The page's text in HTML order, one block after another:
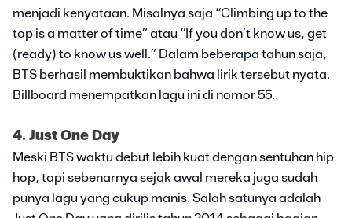
menjadi kenyataan. Misalnya saja “Climbing up to the
top is a matter of time” atau “If you don’t know us, get
(ready) to know us well.” Dalam beberapa tahun saja,
BTS berhasil membuktikan bahwa lirik tersebut nyata.
Billboard menempatkan lagu ini di nomor 55.
4. Just One Day
Meski BTS waktu debut lebih kuat dengan sentuhan hip
hop, tapi sebenarnya sejak awal mereka juga sudah
punya lagu yang cukup manis. Salah satunya adalah